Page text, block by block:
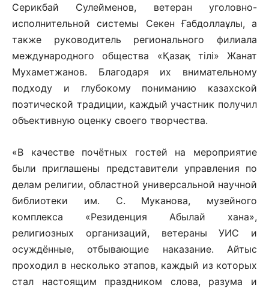
Серикбай Сулейменов, ветеран уголовно-
исполнительной системы Секен Ғабдоллаұлы, а
также руководитель регионального филиала
международного общества «Қазақ тілі» Жанат
Мухаметжанов. Благодаря их внимательному
подходу и глубокому пониманию казахской
поэтической традиции, каждый участник получил
объективную оценку своего творчества.
«В качестве почётных гостей на мероприятие
были приглашены представители управления по
делам религии, областной универсальной научной
библиотеки им. С. Муканова, музейного
комплекса «Резиденция Абылай хана»,
религиозных организаций, ветераны УИС и
осуждённые, отбывающие наказание. Айтыс
проходил в несколько этапов, каждый из которых
стал настоящим праздником слова, разума и